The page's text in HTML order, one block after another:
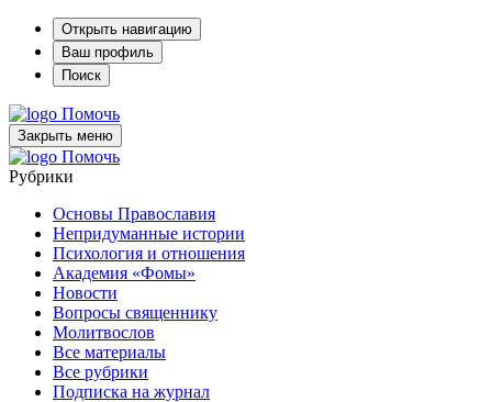
Открыть навигацию
Ваш профиль
Поиск
Помочь
Закрыть меню
Помочь
Рубрики
Основы Православия
Непридуманные истории
Психология и отношения
Академия «Фомы»
Новости
Вопросы священнику
Молитвослов
Все материалы
Все рубрики
Подписка на журнал